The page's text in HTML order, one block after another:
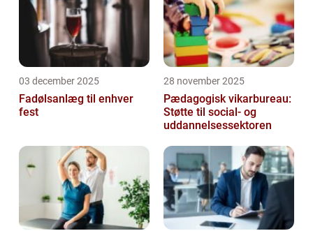
03 december 2025
Fadølsanlæg til enhver
fest
28 november 2025
Pædagogisk vikarbureau:
Støtte til social- og
uddannelsessektoren